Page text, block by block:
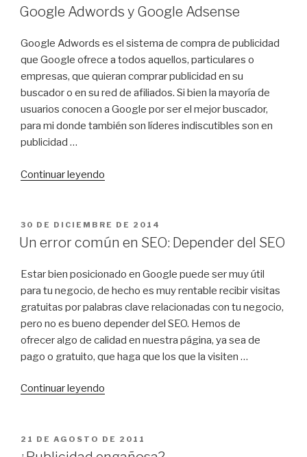
hacer
una
campaña
de
Adwords»
EL
Google Adwords y Google Adsense
Google Adwords es el sistema de compra de publicidad
que Google ofrece a todos aquellos, particulares o
empresas, que quieran comprar publicidad en su
buscador o en su red de afiliados. Si bien la mayoría de
usuarios conocen a Google por ser el mejor buscador,
para mi donde también son líderes indiscutibles son en
publicidad …
Continuar leyendo
Google
Adsense»
PUBLICADO
EL
30 DE DICIEMBRE DE 2014
Un error común en SEO: Depender del SEO
Estar bien posicionado en Google puede ser muy útil
para tu negocio, de hecho es muy rentable recibir visitas
gratuitas por palabras clave relacionadas con tu negocio,
pero no es bueno depender del SEO. Hemos de
ofrecer algo de calidad en nuestra página, ya sea de
pago o gratuito, que haga que los que la visiten …
Continuar leyendo
en
SEO:
PUBLICADO
EL
21 DE AGOSTO DE 2011